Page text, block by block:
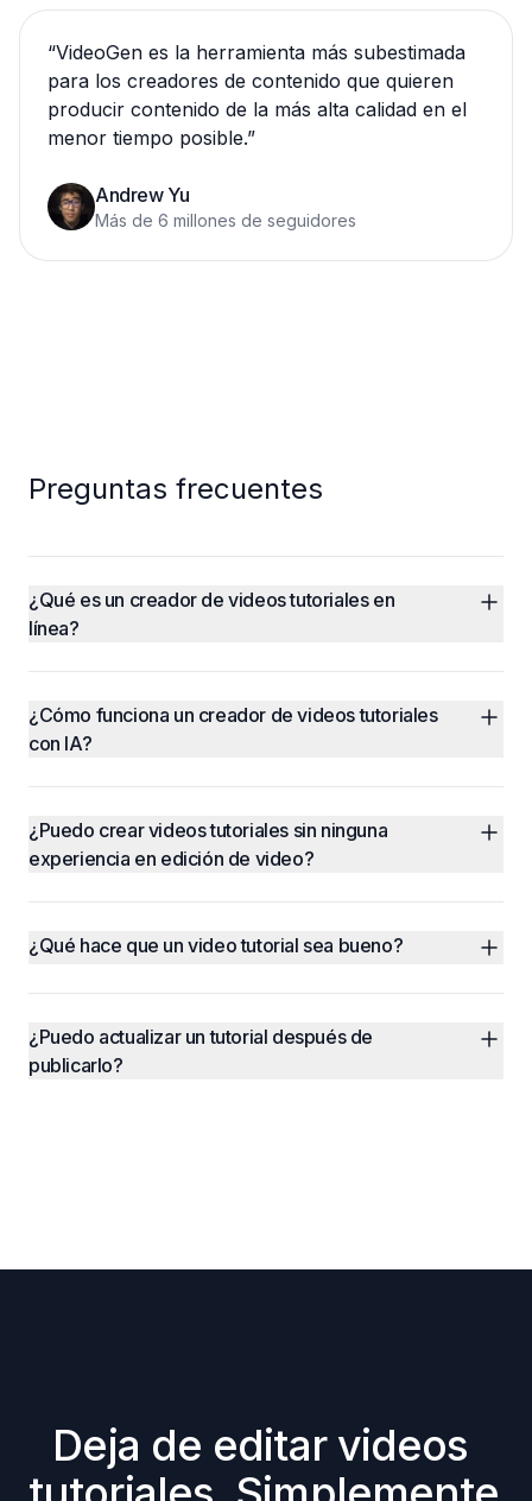
“VideoGen es la herramienta más subestimada
para los creadores de contenido que quieren
producir contenido de la más alta calidad en el
menor tiempo posible.”
Andrew Yu
Más de 6 millones de seguidores
Preguntas frecuentes
¿Qué es un creador de videos tutoriales en
línea?
¿Cómo funciona un creador de videos tutoriales
con IA?
¿Puedo crear videos tutoriales sin ninguna
experiencia en edición de video?
¿Qué hace que un video tutorial sea bueno?
¿Puedo actualizar un tutorial después de
publicarlo?
Deja de editar videos